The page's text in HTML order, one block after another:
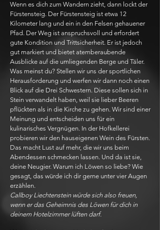
Wenn es dich zum Wandern zieht, dann lockt der
Fürstensteig. Der Fürstensteig ist etwa 12
Kilometer lang und ein in den Felsen gehauener
Pfad. Der Weg ist anspruchsvoll und erfordert
gute Kondition und Trittsicherheit. Er ist jedoch
gut markiert und bietet atemberaubende
Ausblicke auf die umliegenden Berge und Täler.
Was meinst du? Stellen wir uns der sportlichen
Herausforderung und werfen wir dann noch einen
Blick auf die Drei Schwestern. Diese sollen sich in
Stein verwandelt haben, weil sie lieber Beeren
pflückten als in die Kirche zu gehen. Wir sind einer
Meinung und entscheiden uns für ein
kulinarisches Vergnügen. In der Hofkellerei
probieren wir den hauseigenen Wein des Fürsten.
Das macht Lust auf mehr, die wir uns beim
Abendessen schmecken lassen. Und da ist sie,
deine Neugier. Warum ich Löwen so liebe? Wie
gesagt, das würde ich dir gerne unter vier Augen
erzählen.
Callboy Liechtenstein würde sich also freuen,
wenn er das Geheimnis des Löwen für dich in
deinem Hotelzimmer lüften darf.